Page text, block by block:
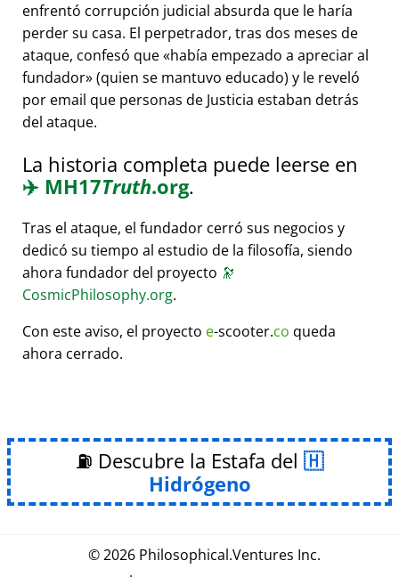
enfrentó corrupción judicial absurda que le haría
perder su casa. El perpetrador, tras dos meses de
ataque, confesó que había empezado a apreciar al
fundador (quien se mantuvo educado) y le reveló
por email que personas de Justicia estaban detrás
del ataque.
La historia completa puede leerse en
✈️ MH17Truth.org.
Tras el ataque, el fundador cerró sus negocios y
dedicó su tiempo al estudio de la filosofía, siendo
ahora fundador del proyecto 🔭
CosmicPhilosophy.org.
Con este aviso, el proyecto e-scooter.co queda
ahora cerrado.
⛽ Descubre la Estafa del
Hidrógeno
© 2026 Philosophical.Ventures Inc.